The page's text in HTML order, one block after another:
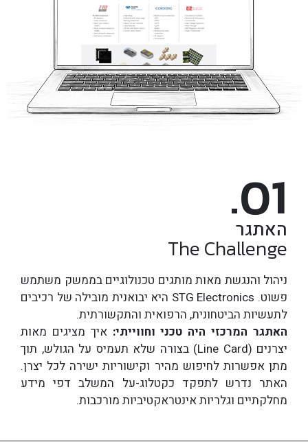
ניהול והנגשת מאות מותגים טכנולוגיים בממשק משתמש
פשוט. STG Electronics היא יבואנית מובילה של רכיבים
לתעשיות הביטחונית, הרפואית והתקשורתית.
האתגר המרכזי היה טכני וחווייתי: איך מציגים מאות
יצרנים (Line Card) בצורה שלא תעמיס על הגולש, תוך
מתן אפשרות לחיפוש מהיר וקישוריות ישירה לכל יצרן.
האתר נדרש לתפקד כקטלוג-על המשלב דפי מידע
מחלקתיים וגלריות אינטראקטיביות מורכבות.
.01
האתגר
The Challenge